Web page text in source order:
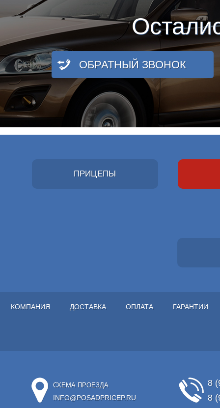
ОБРАТНЫЙ ЗВОНОК
ПРИЦЕПЫ
КОМПАНИЯ ДОСТАВКА ОПЛАТА ГАРАНТИИ
СХЕМА ПРОЕЗДА
INFO@POSADPRICEP.RU
8
8